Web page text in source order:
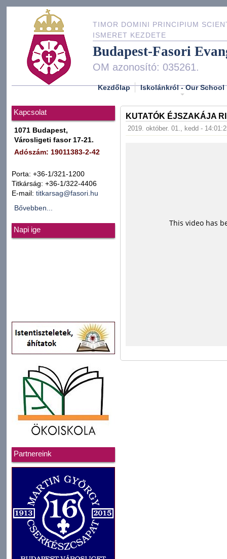
TIMOR DOMINI PRINCIPIUM
ISMERET KEZDETE
Budapest-Fasori
OM azonosító: 035261.
Kezdőlap Iskolánkról - Our School
Kapcsolat
1071 Budapest,
Városligeti fasor 17-21.
Adószám: 19011383-2-42
Porta: +36-1/321-1200
Titkárság: +36-1/322-4406
E-mail: titkarsag@fasori.hu
Bővebben...
Napi ige
Partnereink
KUTATÓK ÉJSZAKÁJA
2019. október. 01., kedd -